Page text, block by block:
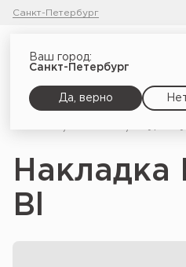
Санкт-Петербург
Ваш город:
Санкт-Петербург
Да, верно
Накладка
Bl